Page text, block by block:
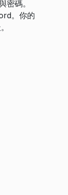
密碼。
。你的